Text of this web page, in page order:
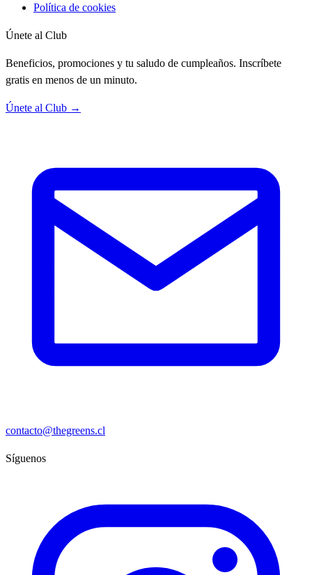
Política de cookies
Únete al Club
Beneficios, promociones y tu saludo de cumpleaños. Inscríbete
gratis en menos de un minuto.
Únete al Club →
contacto@thegreens.cl
Síguenos